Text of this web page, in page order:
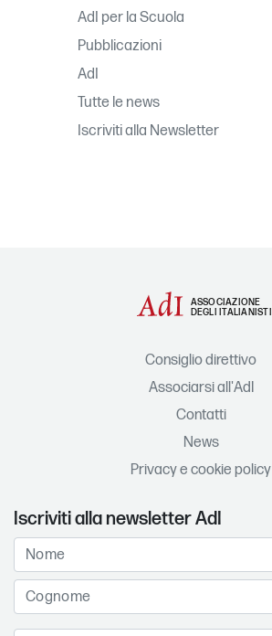
AdI per la Scuola
Pubblicazioni
AdI
Tutte le news
Iscriviti alla Newsletter
ASSOCIAZIONE
DEGLI ITALIANISTI
Consiglio direttivo
Associarsi all'AdI
Contatti
News
Privacy e cookie policy
Iscriviti alla newsletter AdI